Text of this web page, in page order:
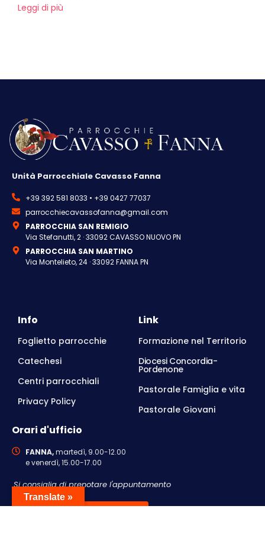
Leggi di più
Unità Parrocchiale Cavasso Fanna
+39 392 581 8033 • +39 0427 77037
parrocchiecavassofanna@gmail.com
PARROCCHIA SAN REMIGIO
Via Stefanutti, 2 · 33092 CAVASSO NUOVO PN
PARROCCHIA SAN MARTINO
Via Montelieto, 24 · 33092 FANNA PN
Info
Foglietto parrocchie
Catechesi
Centri parrocchiali
Privacy Policy
Link
Formazione nel Territorio
Diocesi Concordia-
Pordenone
Pastorale Famiglia e vita
Pastorale Giovani
Orari d'ufficio
FANNA,martedì, 9.00-12.00
e venerdì, 15.00-17.00
Si consiglia di prenotare l'appuntamento
Translate »